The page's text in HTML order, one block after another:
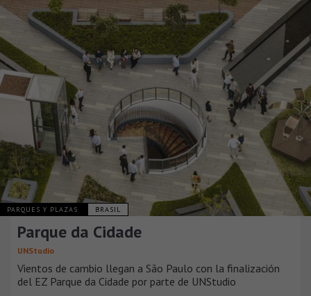
PARQUES Y PLAZAS BRASIL
Parque da Cidade
UNStudio
Vientos de cambio llegan a São Paulo con la finalización
del EZ Parque da Cidade por parte de UNStudio